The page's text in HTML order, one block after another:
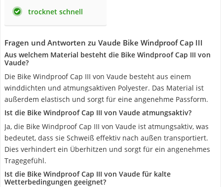
trocknet schnell
Fragen und Antworten zu Vaude Bike Windproof Cap III
Aus welchem Material besteht die Bike Windproof Cap III von
Vaude?
Die Bike Windproof Cap III von Vaude besteht aus einem
winddichten und atmungsaktiven Polyester. Das Material ist
außerdem elastisch und sorgt für eine angenehme Passform.
Ist die Bike Windproof Cap III von Vaude atmungsaktiv?
Ja, die Bike Windproof Cap III von Vaude ist atmungsaktiv, was
bedeutet, dass sie Schweiß effektiv nach außen transportiert.
Dies verhindert ein Überhitzen und sorgt für ein angenehmes
Tragegefühl.
Ist die Bike Windproof Cap III von Vaude für kalte
Wetterbedingungen geeignet?